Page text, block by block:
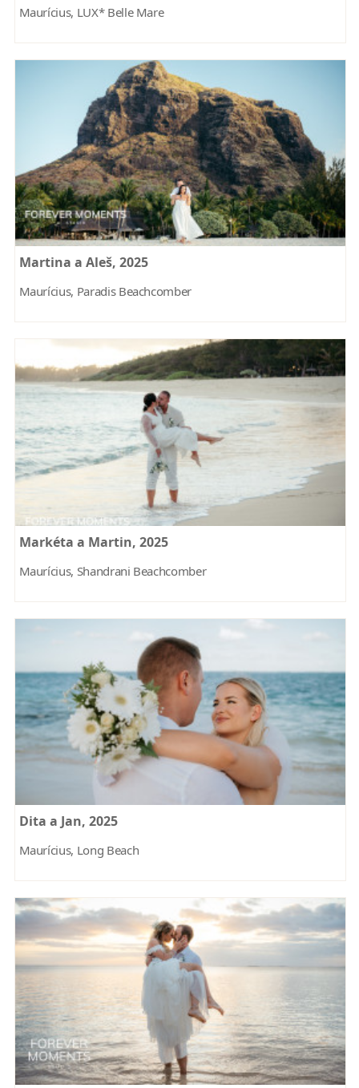
Maurícius, LUX* Belle Mare
Martina a Aleš, 2025
Maurícius, Paradis Beachcomber
Markéta a Martin, 2025
Maurícius, Shandrani Beachcomber
Dita a Jan, 2025
Maurícius, Long Beach